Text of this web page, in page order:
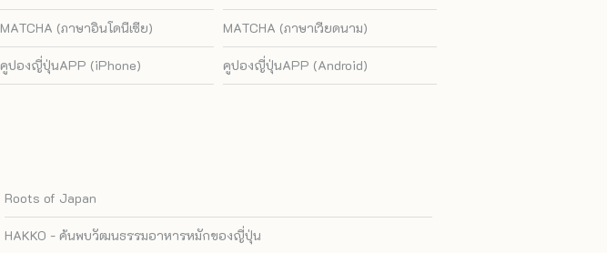
MATCHA (ภาษาอินโดนีเซีย) MATCHA (ภาษาเวียดนาม)
คูปองญี่ปุ่นAPP (iPhone) คูปองญี่ปุ่นAPP (Android)
Roots of Japan
HAKKO - ค้นพบวัฒนธรรมอาหารหมักของญี่ปุ่น